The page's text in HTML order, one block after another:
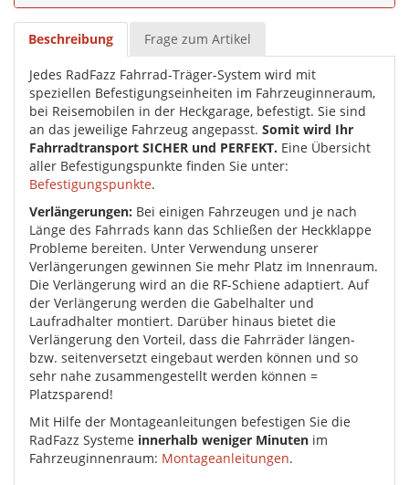
Beschreibung Frage zum Artikel
Jedes RadFazz Fahrrad-Träger-System wird mit
speziellen Befestigungseinheiten im Fahrzeuginneraum,
bei Reisemobilen in der Heckgarage, befestigt. Sie sind
an das jeweilige Fahrzeug angepasst. Somit wird Ihr
Fahrradtransport SICHER und PERFEKT. Eine Übersicht
aller Befestigungspunkte finden Sie unter:
Befestigungspunkte.
Verlängerungen: Bei einigen Fahrzeugen und je nach
Länge des Fahrrads kann das Schließen der Heckklappe
Probleme bereiten. Unter Verwendung unserer
Verlängerungen gewinnen Sie mehr Platz im Innenraum.
Die Verlängerung wird an die RF-Schiene adaptiert. Auf
der Verlängerung werden die Gabelhalter und
Laufradhalter montiert. Darüber hinaus bietet die
Verlängerung den Vorteil, dass die Fahrräder längen-
bzw. seitenversetzt eingebaut werden können und so
sehr nahe zusammengestellt werden können =
Platzsparend!
Mit Hilfe der Montageanleitungen befestigen Sie die
RadFazz Systeme innerhalb weniger Minuten im
Fahrzeuginnenraum: Montageanleitungen.